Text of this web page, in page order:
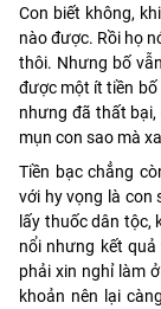
Con biết không,
nào được. Rồi họ
thôi. Nhưng bố
được một ít tiền bố
nhưng đã thất
mụn con sao mà
Tiền bạc chẳng
với hy vọng là con
lấy thuốc dân tộc,
nổi nhưng kết
phải xin nghỉ làm
khoản nên lại